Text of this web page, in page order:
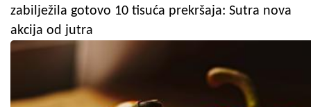
zabilježila gotovo 10 tisuća prekršaja: Sutra nova
akcija od jutra